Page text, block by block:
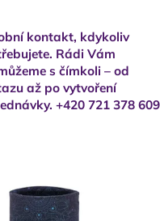
kontakt, kdykoliv
Rádi Vám
s čímkoli – od
až po vytvoření
+420 721 378 609